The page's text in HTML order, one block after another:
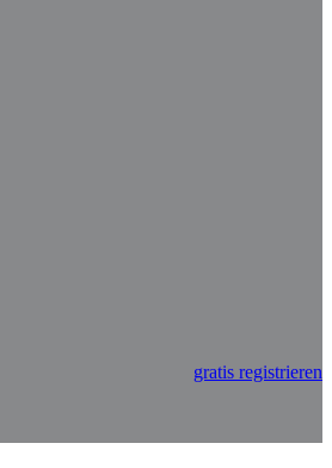
gratis registrieren